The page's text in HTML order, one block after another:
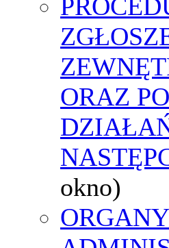
ORAZ
okno)
ORGANY